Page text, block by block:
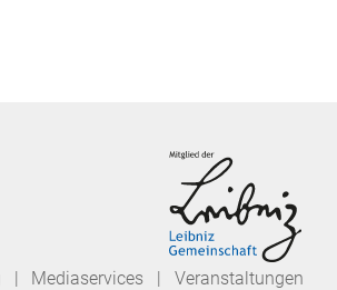
| Mediaservices |
Veranstaltungen